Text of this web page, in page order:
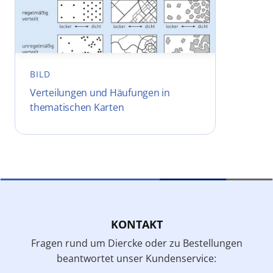
BILD
Verteilungen und Häufungen in
thematischen Karten
KONTAKT
Fragen rund um Diercke oder zu Bestellungen
beantwortet unser Kundenservice: